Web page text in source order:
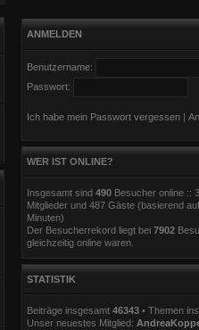
ANMELDEN
Benutzername:
Passwort:
Ich habe mein Passwort vergessen |
WER IST ONLINE?
Insgesamt sind 490Besucher online ::
Mitglieder und 487 Gäste (basierend
Minuten)
Der Besucherrekord liegt bei 7902
gleichzeitig online waren.
STATISTIK
Beiträge insgesamt 46343• Themen
Unser neuestes Mitglied: